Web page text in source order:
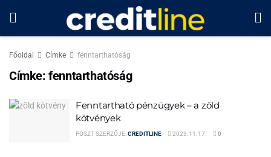
Főoldal Címke fenntarthatóság
Címke:fenntarthatóság
Fenntartható pénzügyek – a zöld
kötvények
POSZT SZERZŐJE:CREDITLINE 2023.11.17. 0